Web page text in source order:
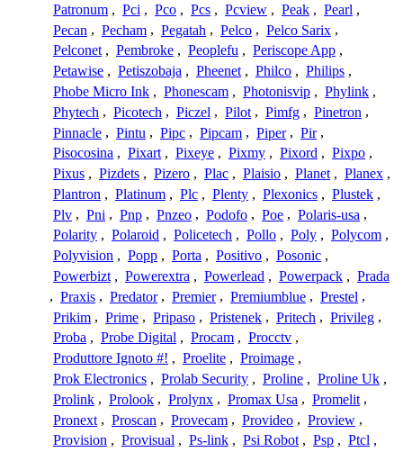
Patronum , Pci , Pco , Pcs , Pcview , Peak , Pearl ,
Pecan , Pecham , Pegatah , Pelco , Pelco Sarix ,
Pelconet , Pembroke , Peoplefu , Periscope App ,
Petawise , Petiszobaja , Pheenet , Philco , Philips ,
Phobe Micro Ink , Phonescam , Photonisvip , Phylink ,
Phytech , Picotech , Piczel , Pilot , Pimfg , Pinetron ,
Pinnacle , Pintu , Pipc , Pipcam , Piper , Pir ,
Pisocosina , Pixart , Pixeye , Pixmy , Pixord , Pixpo ,
Pixus , Pizdets , Pizero , Plac , Plaisio , Planet , Planex ,
Plantron , Platinum , Plc , Plenty , Plexonics , Plustek ,
Plv , Pni , Pnp , Pnzeo , Podofo , Poe , Polaris-usa ,
Polarity , Polaroid , Policetech , Pollo , Poly , Polycom ,
Polyvision , Popp , Porta , Positivo , Posonic ,
Powerbizt , Powerextra , Powerlead , Powerpack , Prada
, Praxis , Predator , Premier , Premiumblue , Prestel ,
Prikim , Prime , Pripaso , Pristenek , Pritech , Privileg ,
Proba , Probe Digital , Procam , Procctv ,
Produttore Ignoto #! , Proelite , Proimage ,
Prok Electronics , Prolab Security , Proline , Proline Uk ,
Prolink , Prolook , Prolynx , Promax Usa , Promelit ,
Pronext , Proscan , Provecam , Provideo , Proview ,
Provision , Provisual , Ps-link , Psi Robot , Psp , Ptcl ,